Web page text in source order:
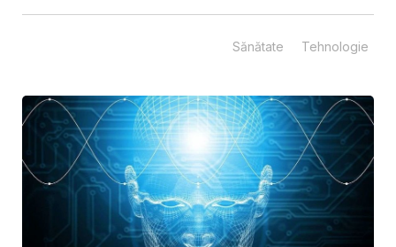
Sănătate Tehnologie